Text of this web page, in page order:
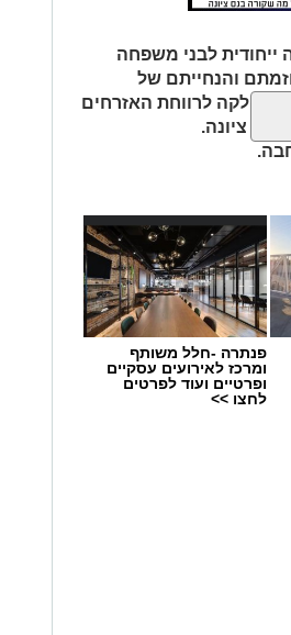
לבני משפחה
והנחייתם של
לרווחת האזרחים
ציונה.
ידע, חוסן
בו. קבוצה זאת
ללמוד, ואף לעיתים
פנתרה -חלל משותף
ומרכז לאירועים עסקיים
ופרטיים ועוד לפרטים
לחצו >>